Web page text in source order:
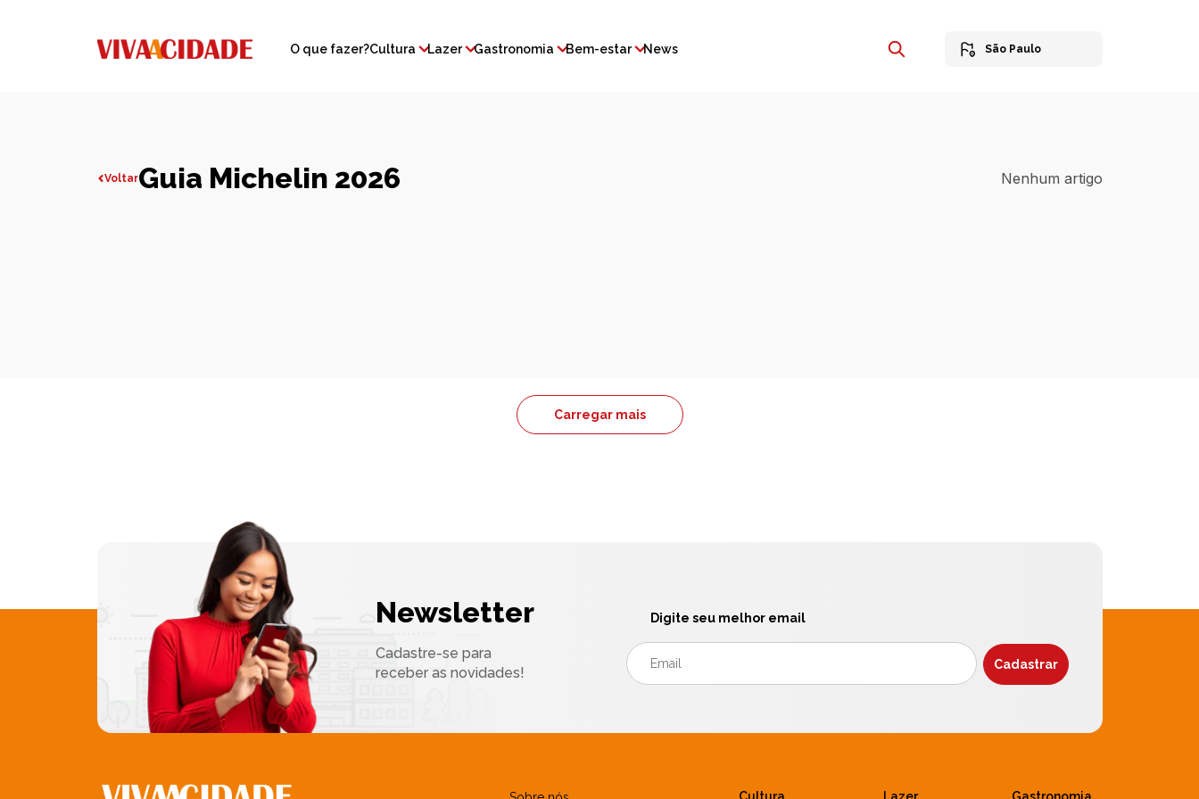
O que fazer?Cultura Lazer Gastronomia Bem-estar News São Paulo
VoltarGuia Michelin 2026 Nenhum artigo
Carregar mais
Newsletter
Cadastre-se para
receber as novidades!
Digite seu melhor email